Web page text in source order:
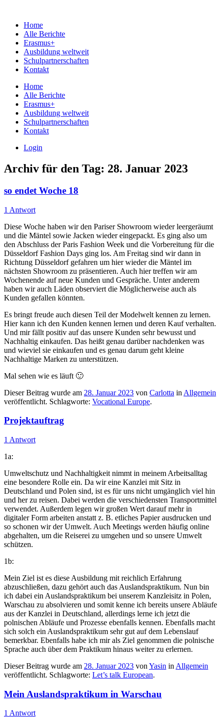
Home
Alle Berichte
Erasmus+
Ausbildung weltweit
Schulpartnerschaften
Kontakt
Home
Alle Berichte
Erasmus+
Ausbildung weltweit
Schulpartnerschaften
Kontakt
Login
Archiv für den Tag: 28. Januar 2023
so endet Woche 18
1 Antwort
Diese Woche haben wir den Pariser Showroom wieder leergeräumt
und die Mäntel sowie Jacken wieder eingepackt. Es ging also um
den Abschluss der Paris Fashion Week und die Vorbereitung für die
Düsseldorf Fashion Days ging los. Am Freitag sind wir dann in
Richtung Düsseldorf gefahren um hier wieder die Mäntel im
nächsten Showroom zu präsentieren. Auch hier treffen wir am
Wochenende auf neue Kunden und Gespräche. Unter anderem
haben wir auch Läden observiert die Möglicherweise auch als
Kunden gefallen könnten.
Es bringt freude auch diesen Teil der Modelwelt kennen zu lernen.
Hier kann ich den Kunden kennen lernen und deren Kauf verhalten.
Und mir fällt positiv auf das unsere Kunden sehr bewusst und
Nachhaltig einkaufen. Das heißt genau darüber nachdenken was
und wieviel sie einkaufen und es genau darum geht kleine
Nachhaltige Marken zu unterstützen.
Mal sehen wie es läuft 🙂
Dieser Beitrag wurde am 28. Januar 2023 von Carlotta in Allgemein
veröffentlicht. Schlagworte: Vocational Europe.
Projektauftrag
1 Antwort
1a:
Umweltschutz und Nachhaltigkeit nimmt in meinem Arbeitsalltag
eine besondere Rolle ein. Da wir eine Kanzlei mit Sitz in
Deutschland und Polen sind, ist es für uns nicht umgänglich viel hin
und her zu reisen. Dabei werden die verschiedensten Transportmittel
verwendet. Außerdem legen wir großen Wert darauf mehr in
digitaler Form arbeiten anstatt z. B. etliches Papier ausdrucken und
so schonen wir der Umwelt. Auch Meetings werden häufig online
abgehalten, um die Reiserei zu umgehen und so unsere Umwelt
schützen.
1b:
Mein Ziel ist es diese Ausbildung mit reichlich Erfahrung
abzuschließen, dazu gehört auch das Auslandspraktikum. Nun bin
ich dabei ein Auslandspraktikum bei unserem Kanzleisitz in Polen,
Warschau zu absolvieren und somit kenne ich bereits unsere Abläufe
aus der Kanzlei in Deutschland, allerdings lerne ich jetzt die
polnischen Abläufe und Prozesse ebenfalls kennen. Ebenfalls macht
sich solch ein Auslandspraktikum sehr gut auf dem Lebenslauf
bemerkbar. Ebenfalls habe ich mir als Ziel genommen die polnische
Sprache auch über dem Praktikum hinaus weiter zu erlernen.
Dieser Beitrag wurde am 28. Januar 2023 von Yasin in Allgemein
veröffentlicht. Schlagworte: Let’s talk European.
Mein Auslandspraktikum in Warschau
1 Antwort